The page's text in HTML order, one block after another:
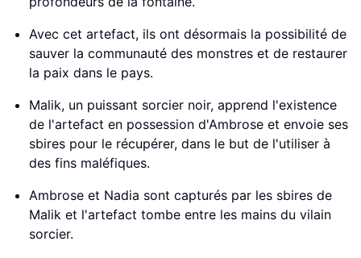
Avec cet artefact, ils ont désormais la possibilité de
sauver la communauté des monstres et de restaurer
la paix dans le pays.
Malik, un puissant sorcier noir, apprend l'existence
de l'artefact en possession d'Ambrose et envoie ses
sbires pour le récupérer, dans le but de l'utiliser à
des fins maléfiques.
Ambrose et Nadia sont capturés par les sbires de
Malik et l'artefact tombe entre les mains du vilain
sorcier.